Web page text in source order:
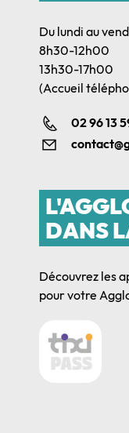
Du lundi au
8h30-12h00
13h30-17h00
(Accueil
02 96 13
DANS
Découvrez les
pour votre